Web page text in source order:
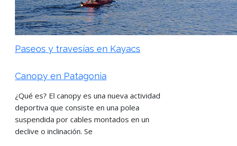
Paseos y travesías en Kayacs
Canopy en Patagonia
¿Qué es? El canopy es una nueva actividad
deportiva que consiste en una polea
suspendida por cables montados en un
declive o inclinación. Se